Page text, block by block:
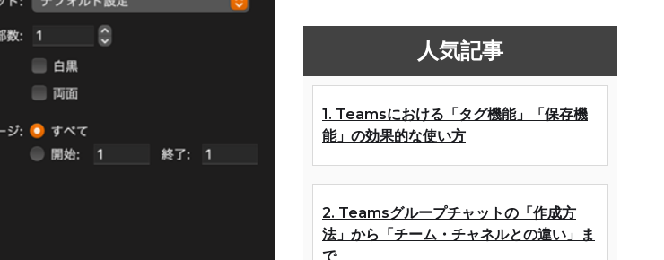
人気記事
1. Teamsにおける「タグ機能」「保存機
能」の効果的な使い方
2. Teamsグループチャットの「作成方
法」から「チーム・チャネルとの違い」ま
で